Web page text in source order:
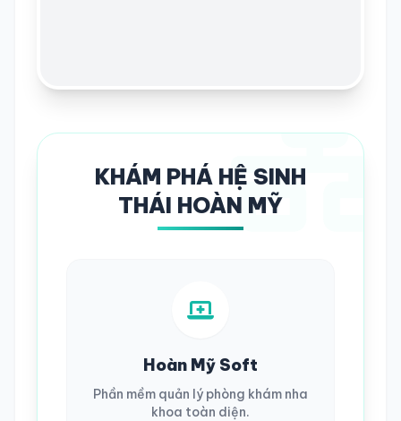
KHÁM PHÁ HỆ SINH
THÁI HOÀN MỸ
Hoàn Mỹ Soft
Phần mềm quản lý phòng khám nha
khoa toàn diện.